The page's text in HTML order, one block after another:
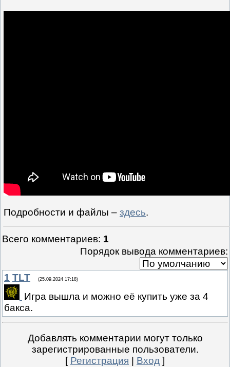
Подробности и файлы – здесь.
Всего комментариев: 1
Порядок вывода комментариев:
1 TLT (25.09.2024 17:18)
Игра вышла и можно её купить уже за 4
бакса.
Добавлять комментарии могут только
зарегистрированные пользователи.
[ Регистрация Вход ]